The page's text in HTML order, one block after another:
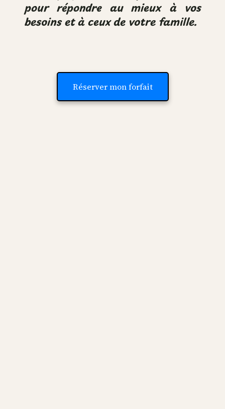
pour répondre au mieux à vos
besoins et à ceux de votre famille.
Réserver mon forfait